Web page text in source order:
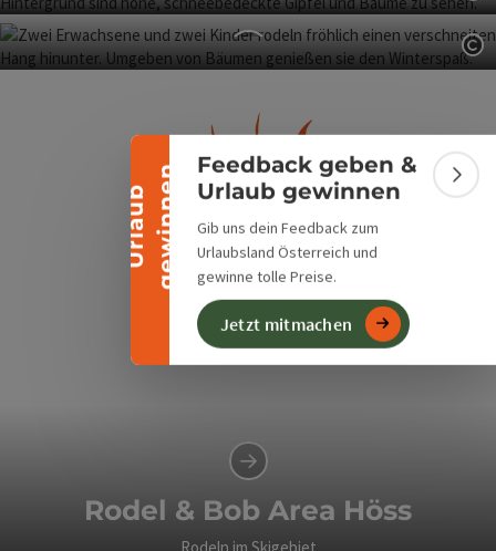
U
r
l
a
u
b
g
e
w
i
n
n
en
Banner einklappen
Feedback geben &
Urlaub gewinnen
Gib uns dein Feedback zum
Urlaubsland Österreich und
gewinne tolle Preise.
Jetzt mitmachen
Naturrodelbahn Hinterstoder
300 Meter schlittenfahren in Edelbach
Rodel & Bob Area Höss